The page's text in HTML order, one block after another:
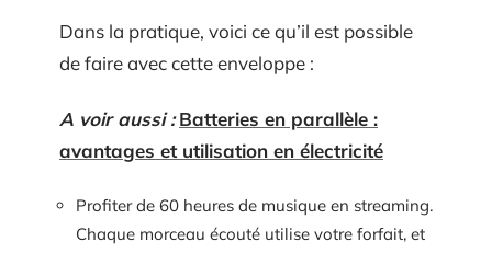
Dans la pratique, voici ce qu’il est possible
de faire avec cette enveloppe :
A voir aussi : Batteries en parallèle :
avantages et utilisation en électricité
Profiter de 60 heures de musique en streaming.
Chaque morceau écouté utilise votre forfait, et